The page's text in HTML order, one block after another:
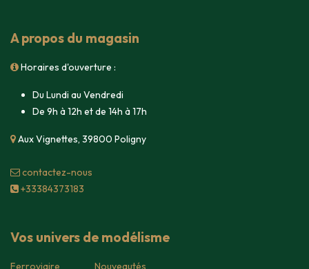
A propos du magasin
Horaires d'ouverture :
Du Lundi au Vendredi
De 9h à 12h et de 14h à 17h
Aux Vignettes, 39800 Poligny
contacte​z-nous
+33384373183
Vos univers de modélisme